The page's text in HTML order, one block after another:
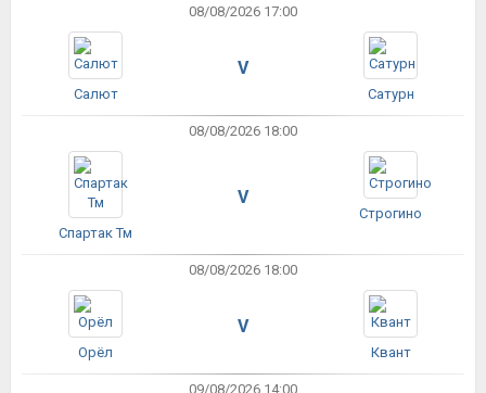
08/08/2026 17:00
Салют
V
Сатурн
08/08/2026 18:00
Спартак Тм
V
Строгино
08/08/2026 18:00
Орёл
V
Квант
09/08/2026 14:00